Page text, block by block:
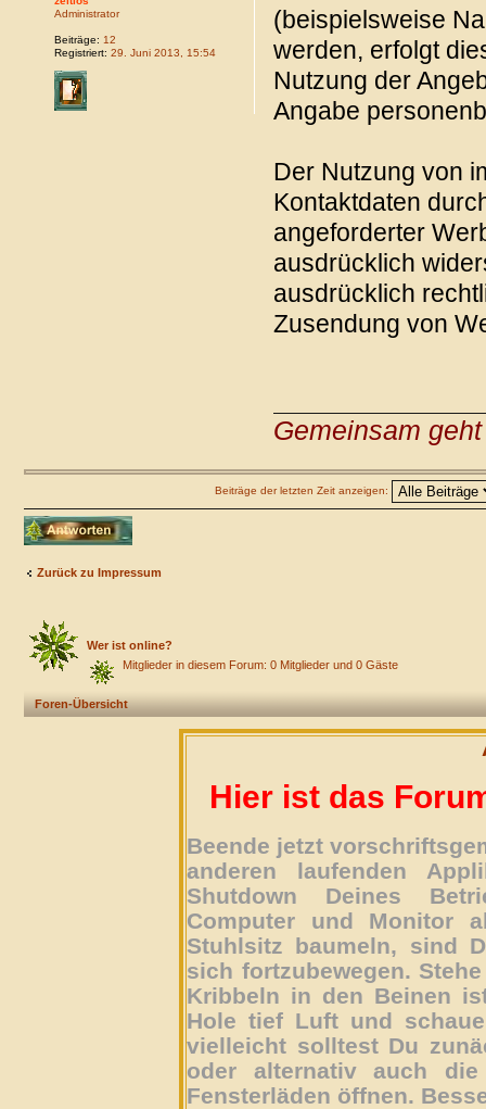
(beispielsweise
werden, erfolgt
Nutzung der
Angabe
Der Nutzung von
Kontaktdaten
angeforderter
ausdrücklich
ausdrücklich
Zusendung von
Gemeinsam
Administrator
Beiträge: 12
Registriert: 29. Juni 2013, 15:54
Beiträge der letzten Zeit anzeigen:
Antwort erstellen
Zurück zu Impressum
Wer ist online?
Mitglieder in diesem Forum: 0 Mitglieder und 0 Gäste
Foren-Übersicht
Hier ist das
Beende jetzt
anderen laufenden
Shutdown Deines
Computer und Monitor
Stuhlsitz baumeln, sind
sich fortzubewegen.
Kribbeln in den Beinen
Hole tief Luft und
vielleicht solltest Du
oder alternativ auch
Fensterläden öffnen.